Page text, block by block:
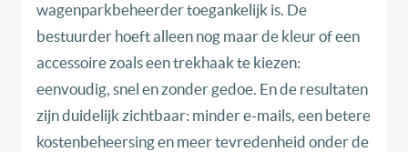
wagenparkbeheerder toegankelijk is. De
bestuurder hoeft alleen nog maar de kleur of een
accessoire zoals een trekhaak te kiezen:
eenvoudig, snel en zonder gedoe. En de resultaten
zijn duidelijk zichtbaar: minder e-mails, een betere
kostenbeheersing en meer tevredenheid onder de